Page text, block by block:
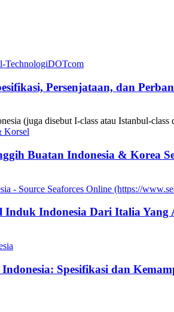
Persenjataan, dan
(juga disebut I-class atau Istanbul-
Buatan Indonesia & Korea
Induk Indonesia Dari Italia Yang
Spesifikasi dan